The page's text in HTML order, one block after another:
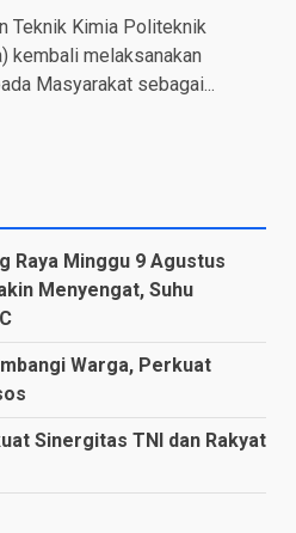
Teknik Kimia Politeknik
kembali melaksanakan
Masyarakat sebagai...
Raya Minggu 9 Agustus
Menyengat, Suhu
Warga, Perkuat
Sinergitas TNI dan Rakyat